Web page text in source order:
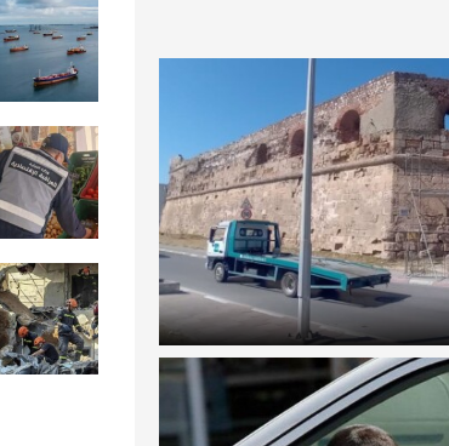
واشنطن: تقدم في المفاوضات
مضيق هرمز واتفاق مرتقب قريبا
أريانة: تسجيل 522 مخالفة
خلال شهر جويلية
2026-08-08
ارتفاع حصيلة ضحايا عدوان الكيان
لبنان إلى اكثر من
جريحا
2026-08-08